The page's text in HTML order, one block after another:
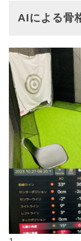
AIによる⾻